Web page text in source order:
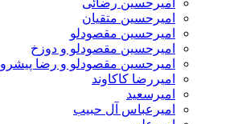
امیرحسین متقیان
امیرحسین مقصودلو
امیرحسین مقصودلو و دوزخ
امیرحسین مقصودلو و رضا پیشرو
امیررضا کاکاوند
امیرسعید
امیرعباس آل حبیب